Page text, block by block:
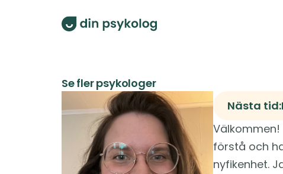
Se fler psykologer
Nästa tid:
förstå och
nyfikenhet.